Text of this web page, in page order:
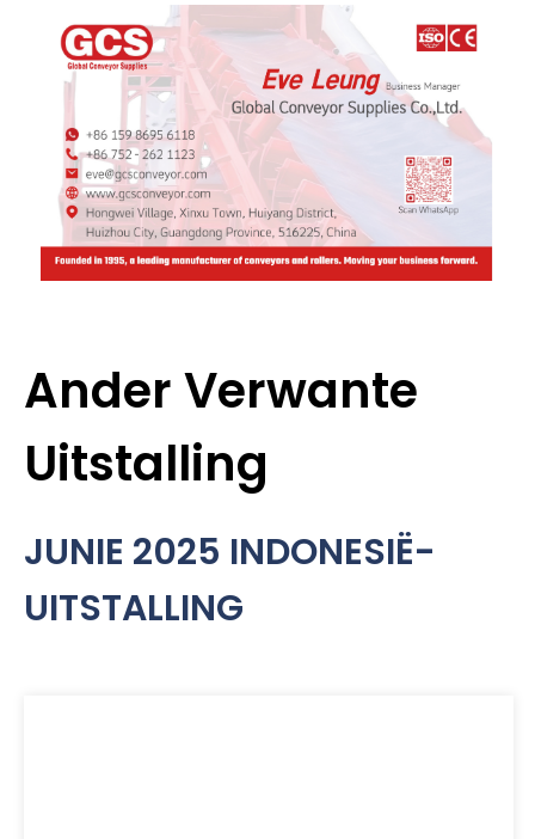
Ander Verwante
Uitstalling
JUNIE 2025 INDONESIË-
UITSTALLING